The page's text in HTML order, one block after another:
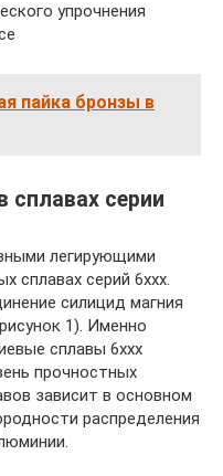
упрочнения
пайка бронзы в
сплавах серии
легирующими
сплавах серий 6ххх.
силицид магния
1). Именно
сплавы 6ххх
прочностных
зависит в основном
распределения